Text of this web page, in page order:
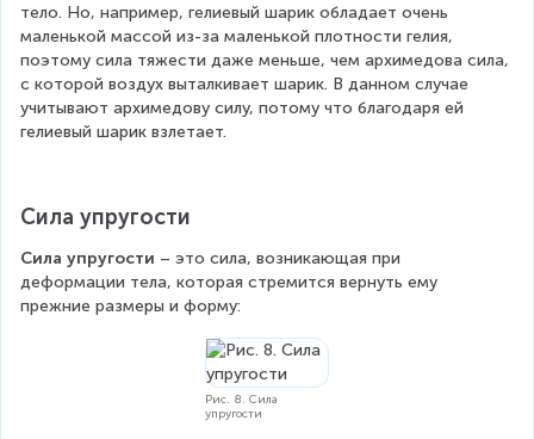
тело. Но, например, гелиевый шарик обладает очень
маленькой массой из-за маленькой плотности гелия,
поэтому сила тяжести даже меньше, чем архимедова сила,
с которой воздух выталкивает шарик. В данном случае
учитывают архимедову силу, потому что благодаря ей
гелиевый шарик взлетает.
Сила упругости
Сила упругости – это сила, возникающая при
деформации тела, которая стремится вернуть ему
прежние размеры и форму:
Рис. 8. Сила
упругости